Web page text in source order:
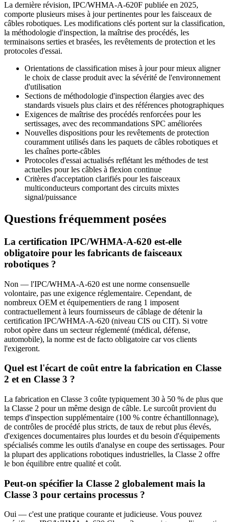
La dernière révision, IPC/WHMA-A-620F publiée en 2025,
comporte plusieurs mises à jour pertinentes pour les faisceaux de
câbles robotiques. Les modifications clés portent sur la classification,
la méthodologie d'inspection, la maîtrise des procédés, les
terminaisons serties et brasées, les revêtements de protection et les
protocoles d'essai.
Orientations de classification mises à jour pour mieux aligner
le choix de classe produit avec la sévérité de l'environnement
d'utilisation
Sections de méthodologie d'inspection élargies avec des
standards visuels plus clairs et des références photographiques
Exigences de maîtrise des procédés renforcées pour les
sertissages, avec des recommandations SPC améliorées
Nouvelles dispositions pour les revêtements de protection
couramment utilisés dans les paquets de câbles robotiques et
les chaînes porte-câbles
Protocoles d'essai actualisés reflétant les méthodes de test
actuelles pour les câbles à flexion continue
Critères d'acceptation clarifiés pour les faisceaux
multiconducteurs comportant des circuits mixtes
signal/puissance
Questions fréquemment posées
La certification IPC/WHMA-A-620 est-elle
obligatoire pour les fabricants de faisceaux
robotiques ?
Non — l'IPC/WHMA-A-620 est une norme consensuelle
volontaire, pas une exigence réglementaire. Cependant, de
nombreux OEM et équipementiers de rang 1 imposent
contractuellement à leurs fournisseurs de câblage de détenir la
certification IPC/WHMA-A-620 (niveau CIS ou CIT). Si votre
robot opère dans un secteur réglementé (médical, défense,
automobile), la norme est de facto obligatoire car vos clients
l'exigeront.
Quel est l'écart de coût entre la fabrication en Classe
2 et en Classe 3 ?
La fabrication en Classe 3 coûte typiquement 30 à 50 % de plus que
la Classe 2 pour un même design de câble. Le surcoût provient du
temps d'inspection supplémentaire (100 % contre échantillonnage),
de contrôles de procédé plus stricts, de taux de rebut plus élevés,
d'exigences documentaires plus lourdes et du besoin d'équipements
spécialisés comme les outils d'analyse en coupe des sertissages. Pour
la plupart des applications robotiques industrielles, la Classe 2 offre
le bon équilibre entre qualité et coût.
Peut-on spécifier la Classe 2 globalement mais la
Classe 3 pour certains processus ?
Oui — c'est une pratique courante et judicieuse. Vous pouvez